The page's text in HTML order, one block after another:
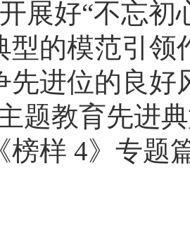
好“不忘初
型的模范引
先进位的良好
题教育先进
榜样 4》专题